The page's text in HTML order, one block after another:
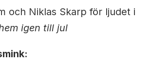
och Niklas Skarp för ljudet i
igen till jul